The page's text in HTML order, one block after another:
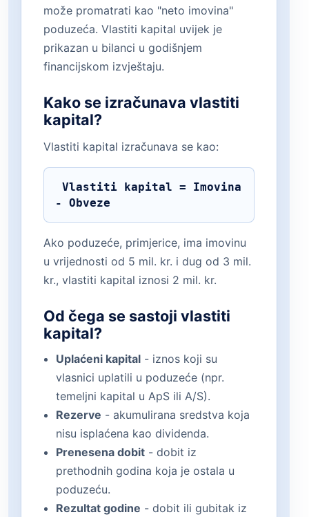
može promatrati kao "neto imovina"
poduzeća. Vlastiti kapital uvijek je
prikazan u bilanci u godišnjem
financijskom izvještaju.
Kako se izračunava vlastiti
kapital?
Vlastiti kapital izračunava se kao:
- Obveze
Ako poduzeće, primjerice, ima imovinu
u vrijednosti od 5 mil. kr. i dug od 3 mil.
kr., vlastiti kapital iznosi 2 mil. kr.
Od čega se sastoji vlastiti
kapital?
Uplaćeni kapital- iznos koji su
vlasnici uplatili u poduzeće (npr.
temeljni kapital u ApS ili A/S).
Rezerve - akumulirana sredstva koja
nisu isplaćena kao dividenda.
Prenesena dobit- dobit iz
prethodnih godina koja je ostala u
poduzeću.
Rezultat godine - dobit ili gubitak iz